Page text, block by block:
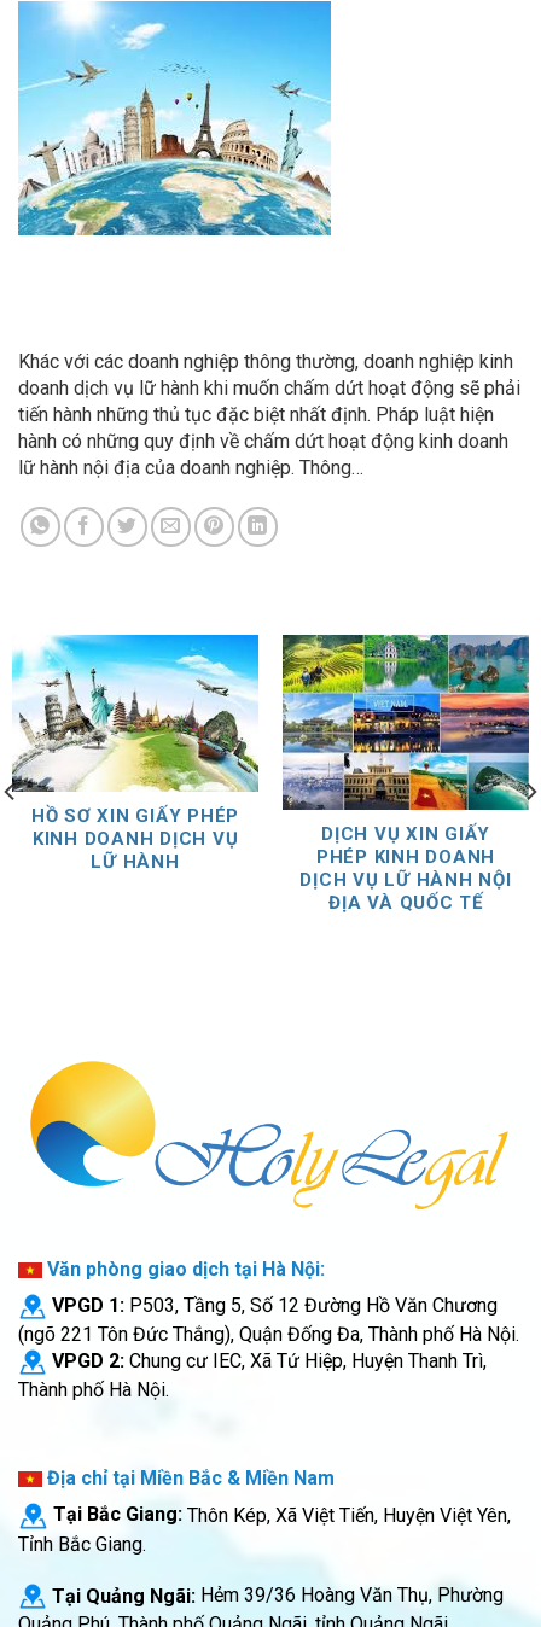
Khác với các doanh nghiệp thông thường, doanh nghiệp kinh
doanh dịch vụ lữ hành khi muốn chấm dứt hoạt động sẽ phải
tiến hành những thủ tục đặc biệt nhất định. Pháp luật hiện
hành có những quy định về chấm dứt hoạt động kinh doanh
lữ hành nội địa của doanh nghiệp. Thông…
HỒ SƠ XIN GIẤY PHÉP
KINH DOANH DỊCH VỤ
LỮ HÀNH
DỊCH VỤ XIN GIẤY
PHÉP KINH DOANH
DỊCH VỤ LỮ HÀNH NỘI
ĐỊA VÀ QUỐC TẾ
Văn phòng giao dịch tại Hà Nội:
VPGD 1: P503, Tầng 5, Số 12 Đường Hồ Văn Chương
(ngõ 221 Tôn Đức Thắng), Quận Đống Đa, Thành phố Hà Nội.
VPGD 2: Chung cư IEC, Xã Tứ Hiệp, Huyện Thanh Trì,
Thành phố Hà Nội.
Địa chỉ tại Miền Bắc & Miền Nam
Tại Bắc Giang: Thôn Kép, Xã Việt Tiến, Huyện Việt Yên,
Tỉnh Bắc Giang.
Tại Quảng Ngãi: Hẻm 39/36 Hoàng Văn Thụ, Phường